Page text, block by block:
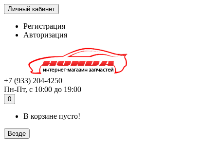
Личный кабинет
Регистрация
Авторизация
+7 (933) 204-4250
Пн-Пт, с 10:00 до 19:00
0
В корзине пусто!
Везде